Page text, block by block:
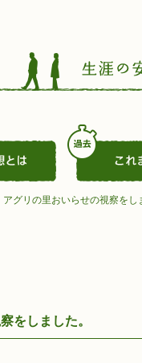
アグリの里おいらせの視察をし
をしました。